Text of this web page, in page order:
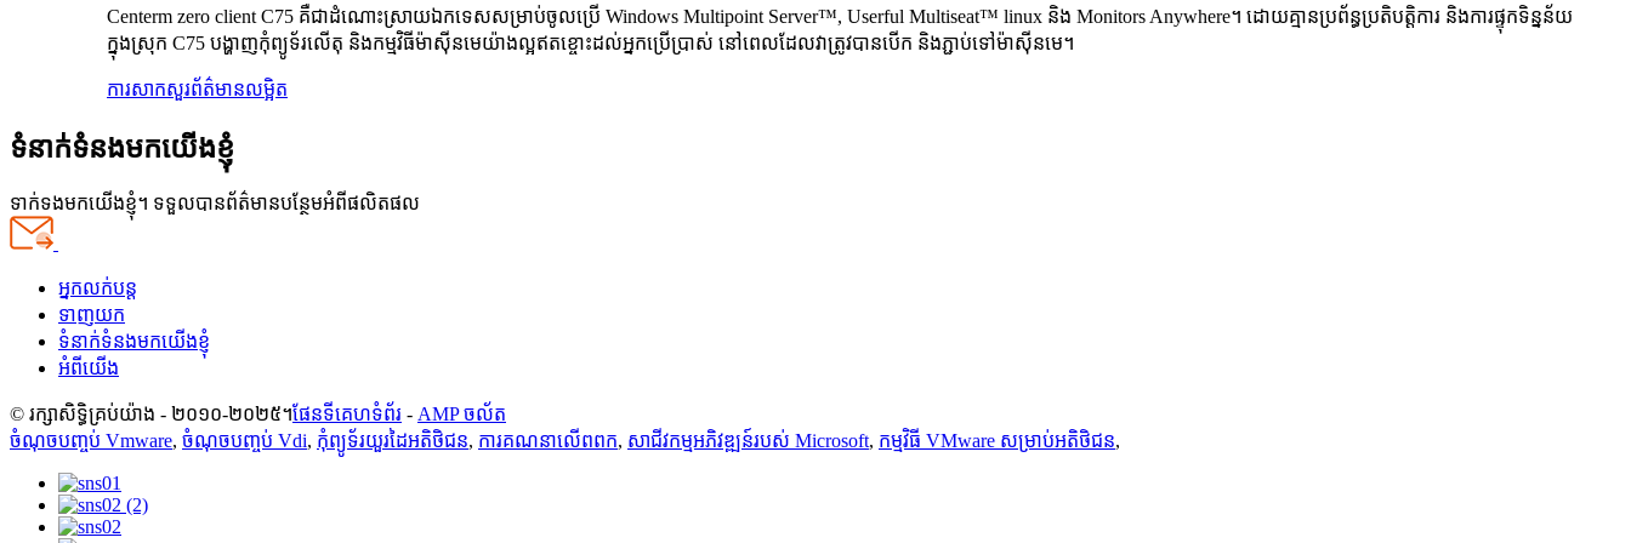
Centerm zero client C75 គឺជាដំណោះស្រាយឯកទេសសម្រាប់ចូលប្រើ Windows Multipoint Server™, Userful Multiseat™ linux និង Monitors Anywhere។ ដោយគ្មានប្រព័ន្ធប្រតិបត្តិការ និងការផ្ទុកទិន្នន័យ
ក្នុងស្រុក C75 បង្ហាញកុំព្យូទ័រលើតុ និងកម្មវិធីម៉ាស៊ីនមេយ៉ាងល្អឥតខ្ចោះដល់អ្នកប្រើប្រាស់ នៅពេលដែលវាត្រូវបានបើក និងភ្ជាប់ទៅម៉ាស៊ីនមេ។
ការសាកសួរព័ត៌មានលម្អិត
ទំនាក់ទំនងមកយើងខ្ញុំ
ទាក់ទងមកយើងខ្ញុំ។ ទទួលបានព័ត៌មានបន្ថែមអំពីផលិតផល
អ្នកលក់បន្ត
ទាញយក
ទំនាក់ទំនងមកយើងខ្ញុំ
អំពីយើង
© រក្សាសិទ្ធិគ្រប់យ៉ាង - ២០១០-២០២៥។ផែនទីគេហទំព័រ - AMP ចល័ត
ចំណុចបញ្ចប់ Vmware, ចំណុចបញ្ចប់ Vdi, កុំព្យូទ័រយួរដៃអតិថិជន, ការគណនាលើពពក, សាជីវកម្មអភិវឌ្ឍន៍របស់ Microsoft, កម្មវិធី VMware សម្រាប់អតិថិជន,